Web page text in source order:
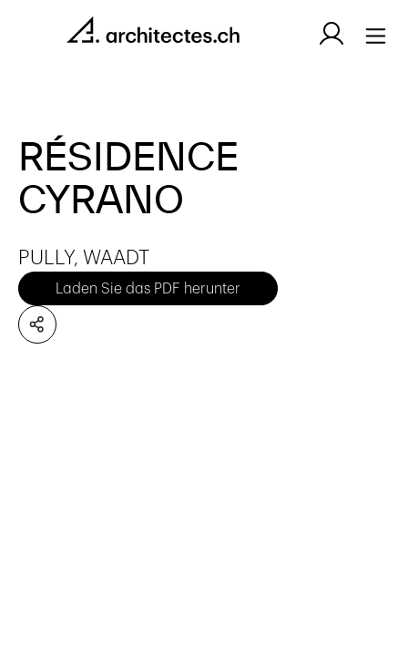
RÉSIDENCE
CYRANO
PULLY, WAADT
Laden Sie das PDF herunter